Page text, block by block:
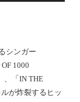
シンガー
1000
、「IN THE
が炸裂するヒッ